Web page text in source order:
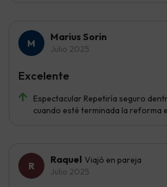
Marius Sorin
Julio 2025
Espectacular Repetiría seguro
cuando esté terminada la reforma
Excelente
Raquel Viajó en pareja
Julio 2025